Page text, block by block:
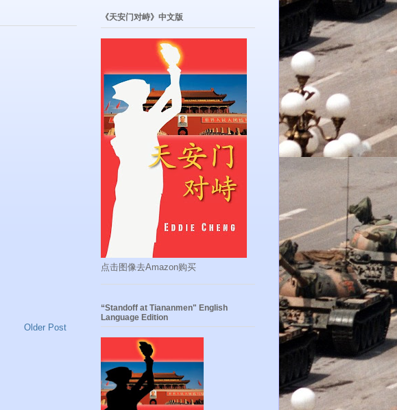
Older Post
《天安门对峙》中文版
点击图像去Amazon购买
“Standoff at Tiananmen" English
Language Edition